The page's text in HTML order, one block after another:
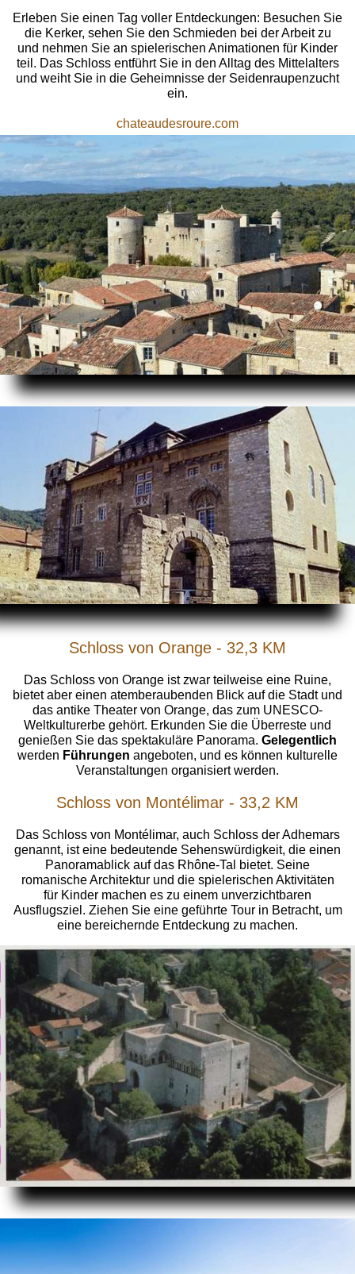
Erleben Sie einen Tag voller Entdeckungen: Besuchen Sie
die Kerker, sehen Sie den Schmieden bei der Arbeit zu
und nehmen Sie an spielerischen Animationen für Kinder
teil. Das Schloss entführt Sie in den Alltag des Mittelalters
und weiht Sie in die Geheimnisse der Seidenraupenzucht
ein.
chateaudesroure.com
Schloss von Orange - 32,3 KM
Das Schloss von Orange ist zwar teilweise eine Ruine,
bietet aber einen atemberaubenden Blick auf die Stadt und
das antike Theater von Orange, das zum UNESCO-
Weltkulturerbe gehört. Erkunden Sie die Überreste und
genießen Sie das spektakuläre Panorama. Gelegentlich
werden Führungen angeboten, und es können kulturelle
Veranstaltungen organisiert werden.
Schloss von Montélimar - 33,2 KM
Das Schloss von Montélimar, auch Schloss der Adhemars
genannt, ist eine bedeutende Sehenswürdigkeit, die einen
Panoramablick auf das Rhône-Tal bietet. Seine
romanische Architektur und die spielerischen Aktivitäten
für Kinder machen es zu einem unverzichtbaren
Ausflugsziel. Ziehen Sie eine geführte Tour in Betracht, um
eine bereichernde Entdeckung zu machen.